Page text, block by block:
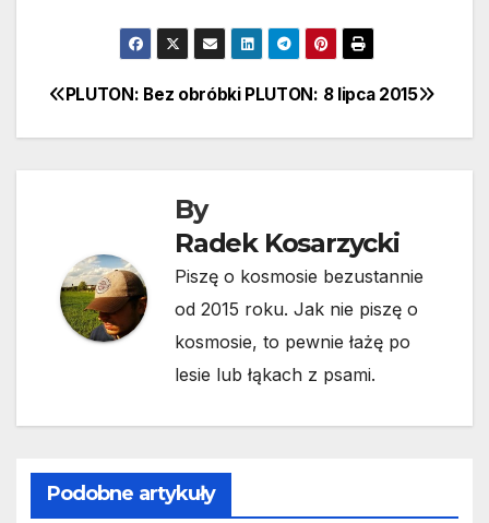
Nawigacja
wpisu
PLUTON: 8 lipca 2015
PLUTON: Bez obróbki
By
Radek Kosarzycki
Piszę o kosmosie bezustannie
od 2015 roku. Jak nie piszę o
kosmosie, to pewnie łażę po
lesie lub łąkach z psami.
Podobne artykuły